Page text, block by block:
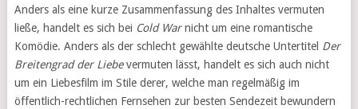
Anders als eine kurze Zusammenfassung des Inhaltes vermuten
ließe, handelt es sich bei Cold Warnicht um eine romantische
Komödie. Anders als der schlecht gewählte deutsche Untertitel Der
Breitengrad der Liebevermuten lässt, handelt es sich auch nicht
um ein Liebesfilm im Stile derer, welche man regelmäßig im
öffentlich-rechtlichen Fernsehen zur besten Sendezeit bewundern